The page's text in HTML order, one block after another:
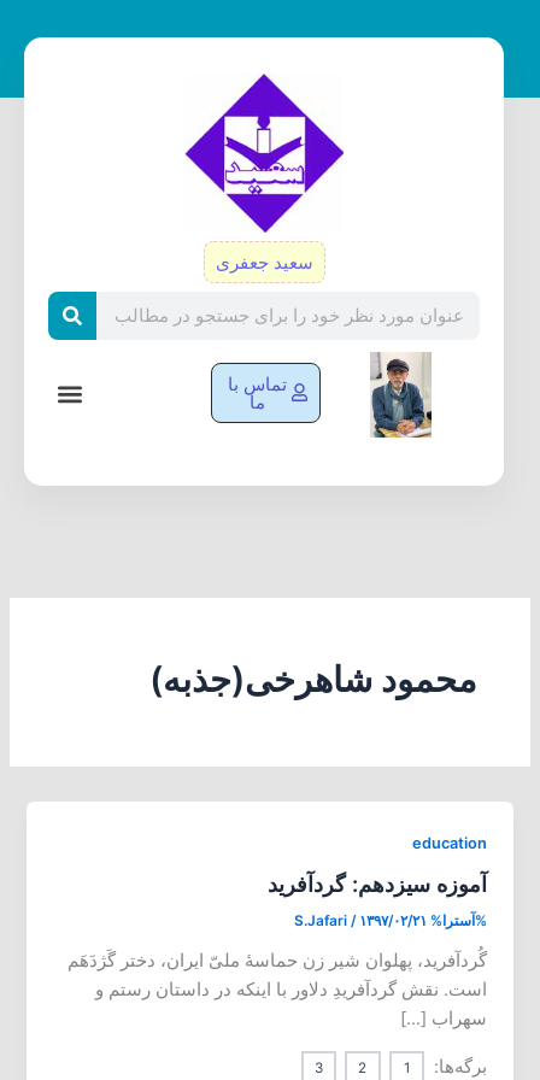
سعید جعفری
تماس با
ما
محمود شاهرخی(جذبه)
education
آموزه سیزدهم: گردآفرید
%آسترا% S.Jafari / ۱۳۹۷/۰۲/۲۱
گُردآفرید، پهلوان شیر زن حماسۀ ملیّ ایران، دختر گَژدَهَم
است. نقش گردآفریدِ دلاور با اینکه در داستان رستم و
سهراب […]
برگه‌ها: 1
2
3